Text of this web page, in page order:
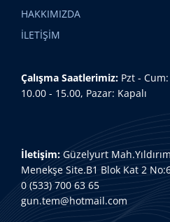
HAKKIMIZDA
İLETİŞİM
Çalışma Saatlerimiz: Pzt -
10.00 - 15.00, Pazar: Kapalı
İletişim: Güzelyurt
Menekşe Site.B1 Blok Kat 2
0 (533) 700 63 65
gun.tem@hotmail.com